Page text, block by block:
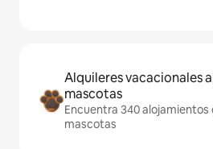
Alquileres vacacionales
mascotas
Encuentra 340
mascotas